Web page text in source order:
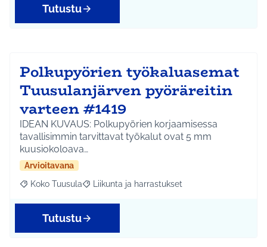
Tutustu
Polkupyörien työkaluasemat
Tuusulanjärven pyöräreitin
varteen #1419
IDEAN KUVAUS: Polkupyörien korjaamisessa
tavallisimmin tarvittavat työkalut ovat 5 mm
kuusiokoloava…
Arvioitavana
Rajaa tulokset aihepiirin mukaan: Koko Tuusula
Koko Tuusula Rajaa tulokset teeman mukaan: Liikunta ja
Liikunta ja harrastukset
Tutustu